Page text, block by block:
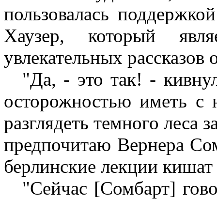
пользовалась
Хаузер, который
увлекательных рассказов
"Да, - это так! -
осторожностью иметь
разглядеть темного леса
предпочитаю Вернера
берлинские лекции
"Сейчас [Сомбарт]